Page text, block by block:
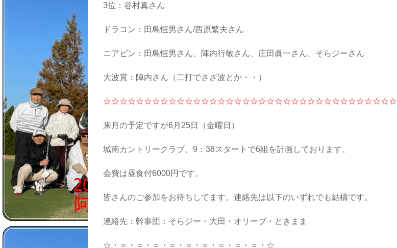
3位：谷村真さん
ドラコン：田島恒男さん/西原繁夫さん
ニアピン：田島恒男さん、陣内行敏さん、庄田眞一さん、そらジーさん
大波賞：陣内さん（二打でさざ波とか・・）
☆☆☆☆☆☆☆☆☆☆☆☆☆☆☆☆☆☆☆☆☆☆☆☆☆☆☆☆☆☆☆☆☆☆☆☆
来月の予定ですが6月25日（金曜日）
城南カントリークラブ、9：38スタートで6組を計画しております。
会費は昼食付6000円です。
皆さんのご参加をお待ちしてます。連絡先は以下のいずれでも結構です。
連絡先：幹事団：そらジー・大田・オリーブ・ときまま
☆・＝・＝・＝・＝・＝・＝・＝・＝・＝・☆